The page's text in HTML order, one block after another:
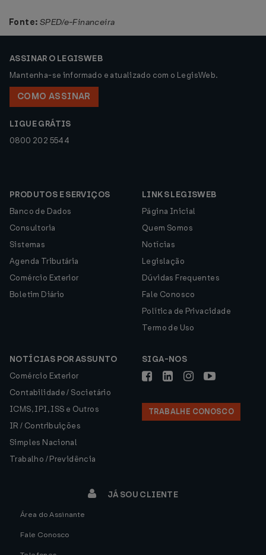
Fonte: SPED/e-Financeira
ASSINAR O LEGISWEB
Mantenha-se informado e atualizado com o LegisWeb.
COMO ASSINAR
LIGUE GRÁTIS
0800 202 5544
PRODUTOS E SERVIÇOS
Banco de Dados
Consultoria
Sistemas
Agenda Tributária
Comércio Exterior
Boletim Diário
LINKS LEGISWEB
Página Inicial
Quem Somos
Notícias
Legislação
Dúvidas Frequentes
Fale Conosco
Política de Privacidade
Termo de Uso
NOTÍCIAS POR ASSUNTO
Comércio Exterior
Contabilidade / Societário
ICMS, IPI, ISS e Outros
IR / Contribuições
Simples Nacional
Trabalho / Previdência
SIGA-NOS
TRABALHE CONOSCO
JÁ SOU CLIENTE
Área do Assinante
Fale Conosco